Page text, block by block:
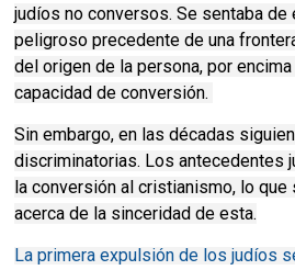
judíos no conversos. Se sentaba de
peligroso precedente de una
del origen de la persona, por
capacidad de conversión.
Sin embargo, en las décadas
discriminatorias. Los antecedentes
la conversión al cristianismo, lo que
acerca de la sinceridad de esta.
La primera expulsión de los judíos